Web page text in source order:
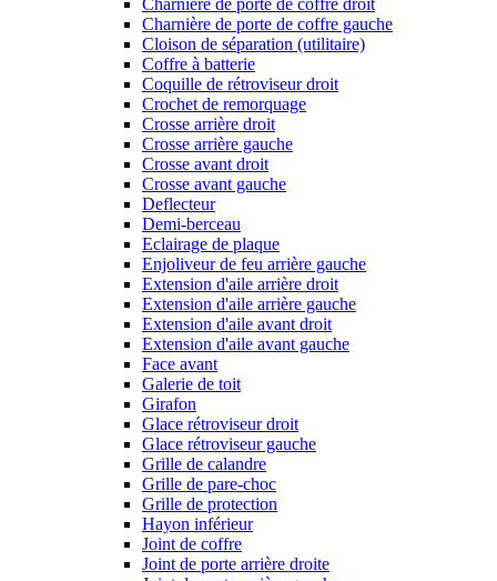
Charnière de porte de coffre droit
Charnière de porte de coffre gauche
Cloison de séparation (utilitaire)
Coffre à batterie
Coquille de rétroviseur droit
Crochet de remorquage
Crosse arrière droit
Crosse arrière gauche
Crosse avant droit
Crosse avant gauche
Deflecteur
Demi-berceau
Eclairage de plaque
Enjoliveur de feu arrière gauche
Extension d'aile arrière droit
Extension d'aile arrière gauche
Extension d'aile avant droit
Extension d'aile avant gauche
Face avant
Galerie de toit
Girafon
Glace rétroviseur droit
Glace rétroviseur gauche
Grille de calandre
Grille de pare-choc
Grille de protection
Hayon inférieur
Joint de coffre
Joint de porte arrière droite